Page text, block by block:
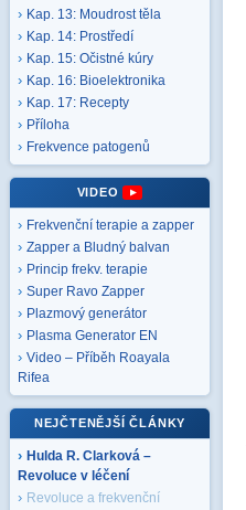
Kap. 13: Moudrost těla
Kap. 14: Prostředí
Kap. 15: Očistné kúry
Kap. 16: Bioelektronika
Kap. 17: Recepty
Příloha
Frekvence patogenů
VIDEO
Frekvenční terapie a zapper
Zapper a Bludný balvan
Princip frekv. terapie
Super Ravo Zapper
Plazmový generátor
Plasma Generator EN
Video – Příběh Roayala
Rifea
NEJČTENĚJŠÍ ČLÁNKY
Hulda R. Clarková –
Revoluce v léčení
Revoluce a frekvenční